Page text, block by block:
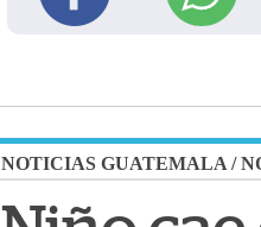
NOTICIAS GUATEMALA /